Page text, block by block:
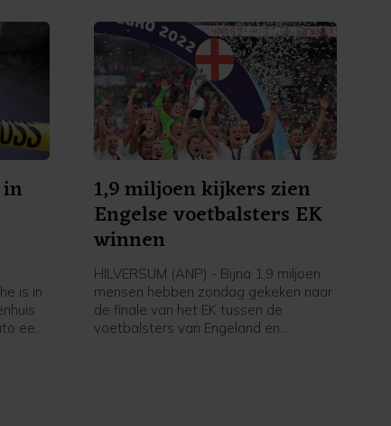
is in
een
1,9 miljoen kijkers zien
Engelse voetbalsters EK
winnen
HILVERSUM (ANP) - Bijna 1,9 miljoen
mensen hebben zondag gekeken naar
de finale van het EK tussen de
voetbalsters van Engeland en